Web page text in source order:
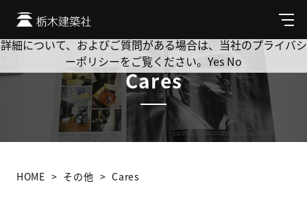
メ
ニ
ュ
Cares
HOME その他 Cares
Cookie を使用して、お客様の活動を追跡してもよろしいです
か? 当社ではお客様のプライバシーを極めて重視しています。
詳細について、およびご質問がある場合は、当社のプライバシ
ーポリシーをご覧ください。 Yes No